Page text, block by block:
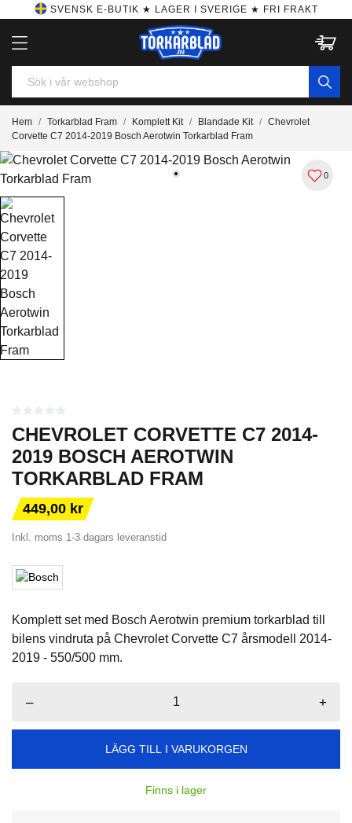
SVENSK E-BUTIK ★ LAGER I SVERIGE ★ FRI FRAKT
Hem Torkarblad Fram Komplett Kit Blandade Kit
Chevrolet
Corvette C7 2014-2019 Bosch Aerotwin Torkarblad Fram
0
CHEVROLET CORVETTE C7 2014-
2019 BOSCH AEROTWIN
TORKARBLAD FRAM
449,00 kr
Inkl. moms 1-3 dagars leveranstid
Komplett set med Bosch Aerotwin premium torkarblad till
bilens vindruta på Chevrolet Corvette C7 årsmodell 2014-
2019 - 550/500 mm.
– +
LÄGG TILL I VARUKORGEN
Finns i lager